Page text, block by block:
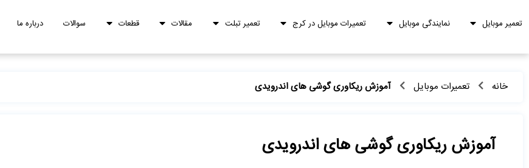
تعمیر موبایل نمایندگی موبایل تعمیرات موبایل در کرج تعمیر تبلت مقالات قطعات سوالات درباره ما
خانه تعمیرات موبایل آموزش ریکاوری گوشی های اندرویدی
آموزش ریکاوری گوشی های اندرویدی